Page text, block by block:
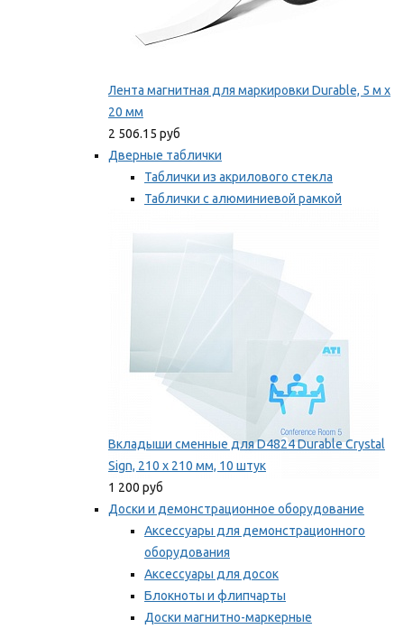
Лента магнитная для маркировки Durable, 5 м х
20 мм
2 506.15 руб
Дверные таблички
Таблички из акрилового стекла
Таблички с алюминиевой рамкой
Вкладыши сменные для D4824 Durable Crystal
Sign, 210 x 210 мм, 10 штук
1 200 руб
Доски и демонстрационное оборудование
Аксессуары для демонстрационного
оборудования
Аксессуары для досок
Блокноты и флипчарты
Доски магнитно-маркерные